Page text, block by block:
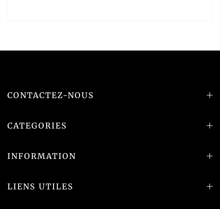
CONTACTEZ-NOUS
CATEGORIES
INFORMATION
LIENS UTILES